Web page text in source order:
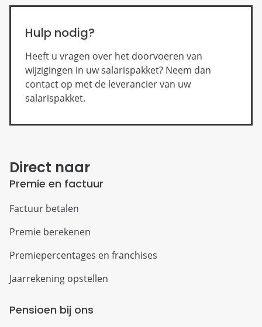
Hulp nodig?
Heeft u vragen over het doorvoeren van
wijzigingen in uw salarispakket? Neem dan
contact op met de leverancier van uw
salarispakket.
Direct naar
Premie en factuur
Factuur betalen
Premie berekenen
Premiepercentages en franchises
Jaarrekening opstellen
Pensioen bij ons